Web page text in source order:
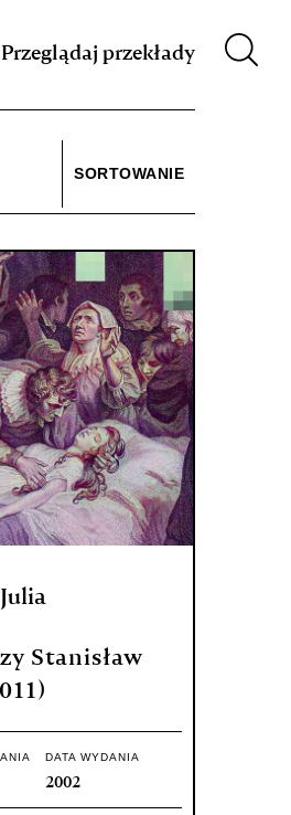
Przeglądaj przekłady
SORTOWANIE
Stanisław
DATA WYDANIA
2002